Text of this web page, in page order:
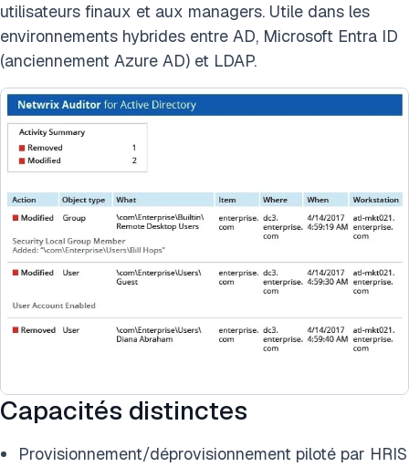
utilisateurs finaux et aux managers. Utile dans les
environnements hybrides entre AD, Microsoft Entra ID
(anciennement Azure AD) et LDAP.
Capacités distinctes
Provisionnement/déprovisionnement piloté par HRIS